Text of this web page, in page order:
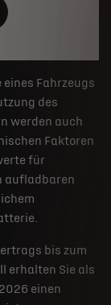
eines Fahrzeugs
des
werden auch
Faktoren
für
aufladbaren
bis zum
erhalten Sie als
einen